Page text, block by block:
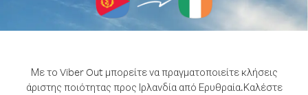
Με το Viber Out μπορείτε να πραγματοποιείτε κλήσεις
άριστης ποιότητας προς Ιρλανδία από Ερυθραία.Καλέστε